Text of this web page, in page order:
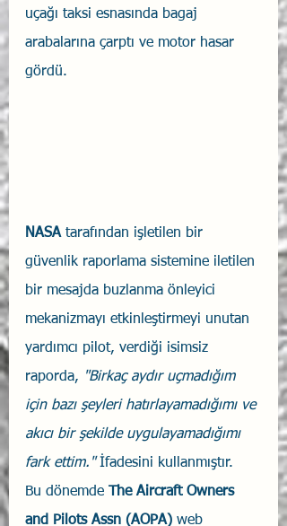
uçağı taksi esnasında bagaj
arabalarına çarptı ve motor hasar
gördü.
NASA tarafından işletilen bir
güvenlik raporlama sistemine iletilen
bir mesajda buzlanma önleyici
mekanizmayı etkinleştirmeyi unutan
yardımcı pilot, verdiği isimsiz
raporda, "Birkaç aydır uçmadığım
için bazı şeyleri hatırlayamadığımı ve
akıcı bir şekilde uygulayamadığımı
fark ettim." İfadesini kullanmıştır.
Bu dönemde The Aircraft Owners
and Pilots Assn (AOPA) web